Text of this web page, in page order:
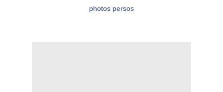
photos persos